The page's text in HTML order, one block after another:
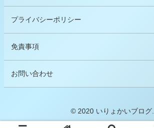
プライバシーポリシー
免責事項
お問い合わせ
© 2020 いりょかいブログ.